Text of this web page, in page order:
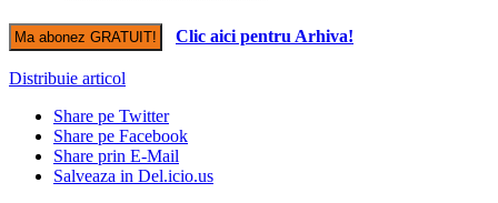
Clic aici pentru Arhiva!
Distribuie articol
Share pe Twitter
Share pe Facebook
Share prin E-Mail
Salveaza in Del.icio.us